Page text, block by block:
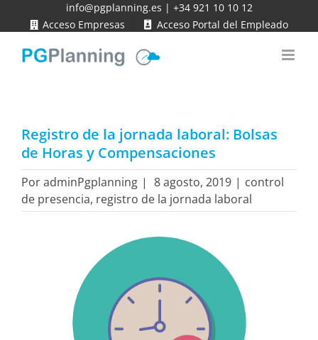
info@pgplanning.es | +34 921 10 10 12
Acceso Empresas
Acceso Portal del Empleado
Registro de la jornada laboral: Bolsas
de Horas y Compensaciones
PoradminPgplanning | 8 agosto, 2019 | control
de presencia, registro de la jornada laboral